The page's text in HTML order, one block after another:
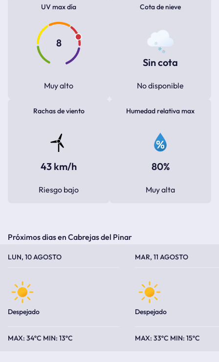
UV max día
8
Muy alto
Cota de nieve
Sin cota
No disponible
Rachas de viento
43 km/h
Riesgo bajo
Humedad relativa max
80%
Muy alta
Próximos dias en Cabrejas del Pinar
LUN, 10 AGOSTO
Despejado
34ºC 13ºC
MAR, 11 AGOSTO
Despejado
33ºC 15ºC